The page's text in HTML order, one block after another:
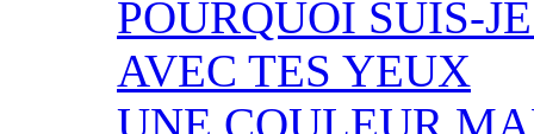
POURQUOI SUIS-
AVEC TES YEUX